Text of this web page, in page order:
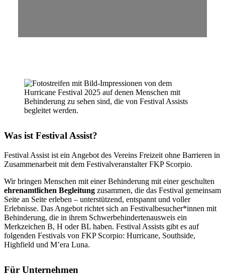
Was ist Festival Assist?
Festival Assist ist ein Angebot des Vereins Freizeit ohne Barrieren in
Zusammenarbeit mit dem Festivalveranstalter FKP Scorpio.
Wir bringen Menschen mit einer Behinderung mit einer geschulten
ehrenamtlichen Begleitung zusammen, die das Festival gemeinsam
Seite an Seite erleben – unterstützend, entspannt und voller
Erlebnisse. Das Angebot richtet sich an Festivalbesucher*innen mit
Behinderung, die in ihrem Schwerbehindertenausweis ein
Merkzeichen B, H oder BL haben. Festival Assists gibt es auf
folgenden Festivals von FKP Scorpio: Hurricane, Southside,
Highfield und M’era Luna.
Für Unternehmen